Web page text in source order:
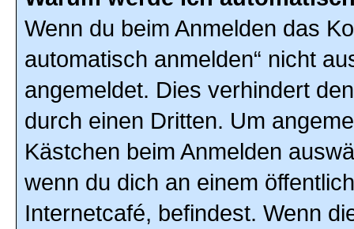
Wenn du beim Anmelden das
automatisch anmelden“ nicht
angemeldet. Dies verhindert
durch einen Dritten. Um
Kästchen beim Anmelden
wenn du dich an einem
Internetcafé, befindest. Wenn